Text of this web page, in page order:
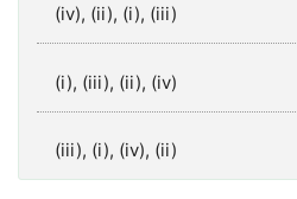
(iv), (ii), (i), (iii)
(i), (iii), (ii), (iv)
(iii), (i), (iv), (ii)